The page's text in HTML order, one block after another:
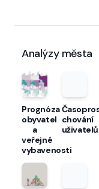
Analýzy města
Prognóza
obyvatel
a
veřejné
vybavenosti
chování
uživatelů